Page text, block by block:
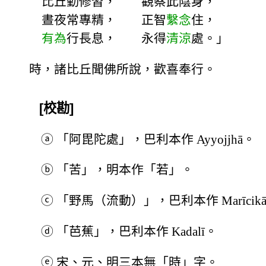
晝夜常專精， 正智繫念住，
有為行長息， 永得清涼處。」
時，諸比丘聞佛所說，歡喜奉行。
[校勘]
ⓐ 「阿毘陀處」，巴利本作 Ayyojjhā。
ⓑ 「苦」，明本作「若」。
ⓒ 「野馬（流動）」，巴利本作
ⓓ 「芭蕉」，巴利本作 Kadalī。
ⓔ 宋、元、明三本無「時」字。